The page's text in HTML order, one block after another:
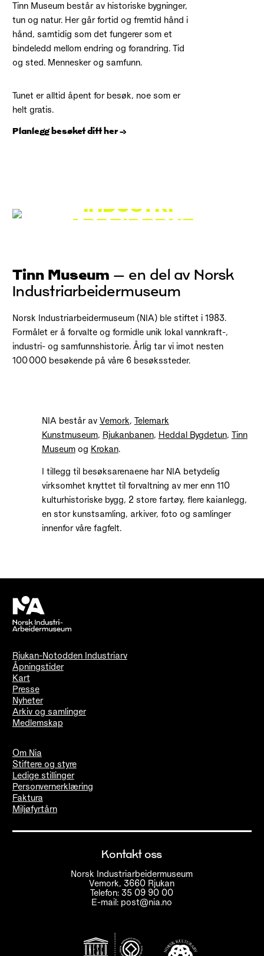
Tinn Museum består av historiske bygninger,
tun og natur. Her går fortid og fremtid hånd i
hånd, samtidig som det fungerer som et
bindeledd mellom endring og forandring. Tid
og sted. Mennesker og samfunn.
Tunet er alltid åpent for besøk, noe som er
helt gratis.
Planlegg besøket ditt her
INDUSTRI­
ARBEIDERNE
Tinn Museum – en del av Norsk
Industriarbeidermuseum
Norsk Industriarbeidermuseum (NIA) ble stiftet i 1983.
Formålet er å forvalte og formidle unik lokal vannkraft-,
industri- og samfunnshistorie. Årlig tar vi imot nesten
100 000 besøkende på våre 6 besøkssteder.
NIA består av Vemork, Telemark
Kunstmuseum, Rjukanbanen, Heddal Bygdetun, Tinn
Museumog Krokan.
I tillegg til besøksarenaene har NIA betydelig
virksomhet knyttet til forvaltning av mer enn 110
kulturhistoriske bygg, 2 store fartøy, flere kaianlegg,
en stor kunstsamling, arkiver, foto og samlinger
innenfor våre fagfelt.
Rjukan-Notodden Industriarv
Åpningstider
Kart
Presse
Nyheter
Arkiv og samlinger
Medlemskap
Om Nia
Stiftere og styre
Ledige stillinger
Personvernerklæring
Faktura
Miljøfyrtårn
Kontakt oss
Norsk Industriarbeidermuseum
Vemork, 3660 Rjukan
Telefon: 35 09 90 00
E-mail: post@nia.no